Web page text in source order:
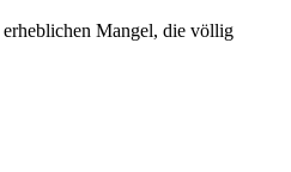
Mangel, die völlig